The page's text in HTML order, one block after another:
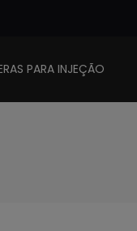
PARA INJEÇÃO